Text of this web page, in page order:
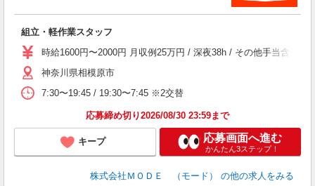
組立・軽作業スタッフ
時給1600円〜2000円 月収例25万円 / 深夜38h / その他手当含む
神奈川県相模原市
7:30〜19:45 / 19:30〜7:45 ※2交替
応募締め切り2026/08/30 23:59まで
キープ 応募画面へ進む
かんたん3ステップ！
株式会社ＭＯＤＥ （モード） の他の求人をみる